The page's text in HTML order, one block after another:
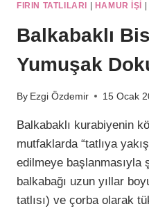
FIRIN TATLILARI HAMUR IŞI
Balkabaklı
Yumuşak
By Ezgi Özdemir 15 Ocak
Balkabaklı kurabiyenin
mutfaklarda “tatlıya
edilmeye başlanmasıyla
balkabağı uzun yıllar
tatlısı) ve çorba olarak